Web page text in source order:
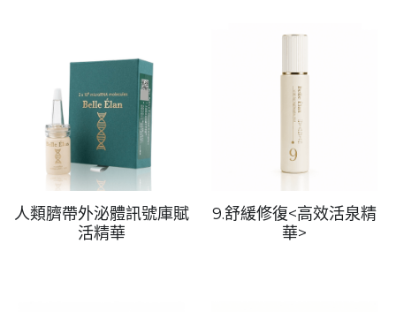
人類臍帶外泌體訊號庫賦
活精華
9.舒緩修復<高效活泉精
華>